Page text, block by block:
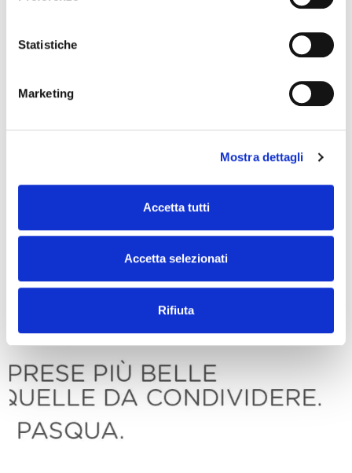
Statistiche
Marketing
Mostra dettagli
Accetta tutti
Accetta selezionati
Rifiuta